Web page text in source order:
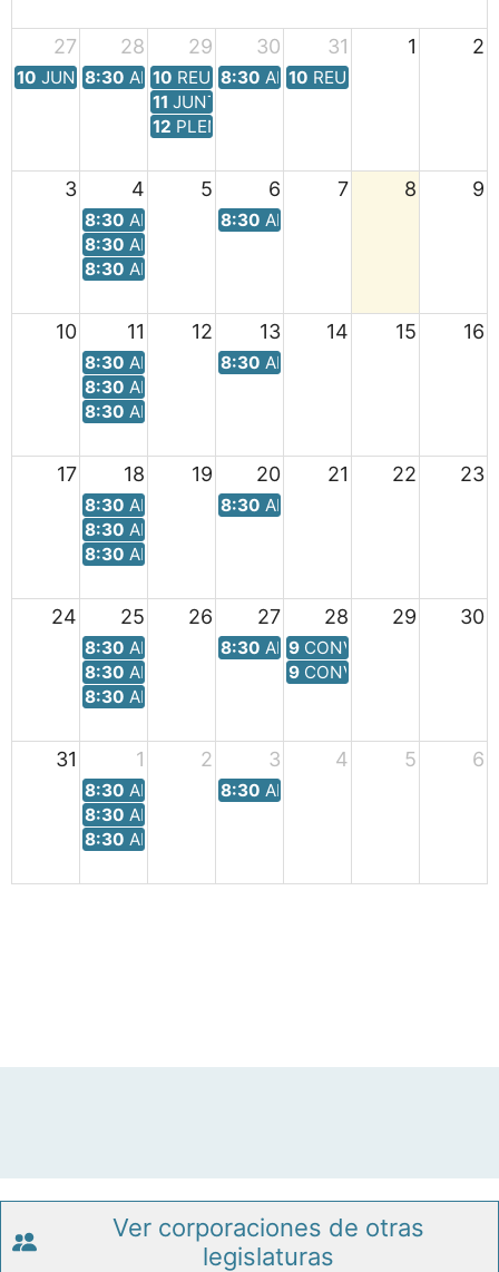
27 28 29 30 31 1 2
10 JUNTA DE PORTAVOCES; A las 10:00 horas
8:30 ALCALDÍA
10 REUNIÓN CON EL JEFE DEL CICLO
8:30 ALCALDÍA
10 REUNIÓN CON
11 JUNTA DE GOBIERNO;
12 PLENO ORDINARIO DE AGOSTO;
3 4 5 6 7 8 9
8:30 ALCALDÍA 8:30 ALCALDÍA
8:30 ALCALDÍA
8:30 ALCALDÍA
10 11 12 13 14 15 16
8:30 ALCALDÍA 8:30 ALCALDÍA
8:30 ALCALDÍA
8:30 ALCALDÍA
17 18 19 20 21 22 23
8:30 ALCALDÍA 8:30 ALCALDÍA
8:30 ALCALDÍA
8:30 ALCALDÍA
24 25 26 27 28 29 30
8:30 ALCALDÍA 8:30 ALCALDÍA
9 CONVOCAR JUNTA
8:30 ALCALDÍA 9 CONVOCAR JUNTA
8:30 ALCALDÍA
31 1 2 3 4 5 6
8:30 ALCALDÍA 8:30 ALCALDÍA
8:30 ALCALDÍA
8:30 ALCALDÍA
Ver corporaciones de otras
legislaturas